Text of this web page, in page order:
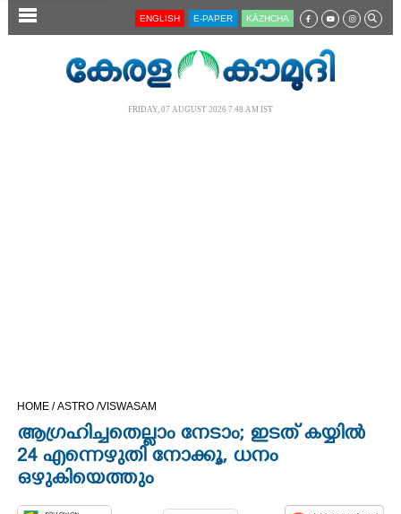
SECTIONS
OPINION
ENGLISH E-PAPER KĀZHCHA
FRIDAY, 07 AUGUST 2026 7.48 AM IST
HOME /ASTRO /VISWASAM
ആഗ്രഹിച്ചതെല്ലാം നേടാം; ഇടത് കയ്യിൽ
24 എന്നെഴുതി നോക്കൂ, ധനം
ഒഴുകിയെത്തും